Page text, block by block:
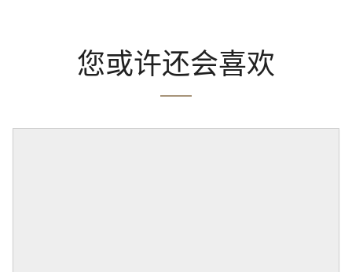
您或许还会喜欢